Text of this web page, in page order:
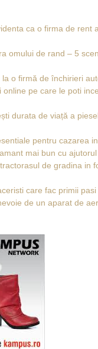
ca o firma de rent
omului de rand – 5
o firmă de închirieri
online pe care le poti
durata de viață a
pentru cazarea
mai bun cu
de gradina in
care fac primii
de un aparat de